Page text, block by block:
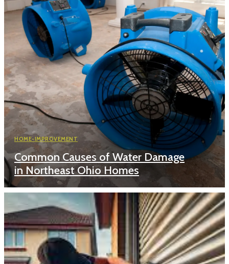
HOME-IMPROVEMENT
Common Causes of Water Damage
in Northeast Ohio Homes